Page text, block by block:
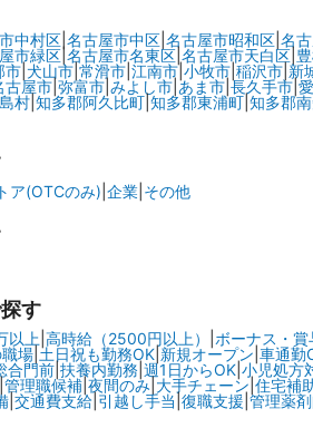
中村区| 名古屋市中区| 名古屋市昭和区| 名
市緑区|名古屋市名東区| 名古屋市天白区|
市| 犬山市| 常滑市| 江南市| 小牧市| 稲沢市| 新
古屋市| 弥富市| みよし市| あま市| 長久手市|
村| 知多郡阿久比町| 知多郡東浦町| 知多郡
ア(OTCのみ) 企業| その他
す
以上 高時給（2500円以上）
ボーナス・賞
場| 土日祝も勤務OK| 新規オープン 車通勤
合門前| 扶養内勤務 週1日からOK| 小児処方
管理職候補| 夜間のみ| 大手チェーン 住宅補
| 交通費支給| 引越し手当 復職支援 管理薬